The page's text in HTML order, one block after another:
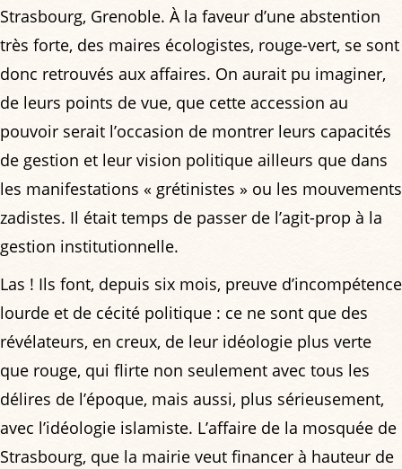
Strasbourg, Grenoble. À la faveur d’une abstention
très forte, des maires écologistes, rouge-vert, se sont
donc retrouvés aux affaires. On aurait pu imaginer,
de leurs points de vue, que cette accession au
pouvoir serait l’occasion de montrer leurs capacités
de gestion et leur vision politique ailleurs que dans
les manifestations « grétinistes » ou les mouvements
zadistes. Il était temps de passer de l’agit-prop à la
gestion institutionnelle.
Las ! Ils font, depuis six mois, preuve d’incompétence
lourde et de cécité politique : ce ne sont que des
révélateurs, en creux, de leur idéologie plus verte
que rouge, qui flirte non seulement avec tous les
délires de l’époque, mais aussi, plus sérieusement,
avec l’idéologie islamiste. L’affaire de la mosquée de
Strasbourg, que la mairie veut financer à hauteur de